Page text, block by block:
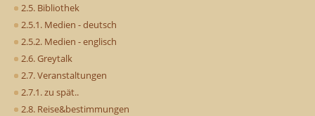
2.5. Bibliothek
2.5.1. Medien - deutsch
2.5.2. Medien - englisch
2.6. Greytalk
2.7. Veranstaltungen
2.7.1. zu spät..
2.8. Reise&bestimmungen